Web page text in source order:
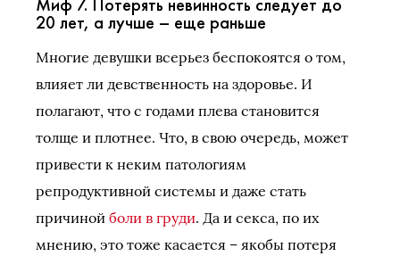
20 лет, а лучше – еще раньше
Многие девушки всерьез беспокоятся о том,
влияет ли девственность на здоровье. И
полагают, что с годами плева становится
толще и плотнее. Что, в свою очередь, может
привести к неким патологиям
репродуктивной системы и даже стать
причиной боли в груди. Да и секса, по их
мнению, это тоже касается – якобы потеря